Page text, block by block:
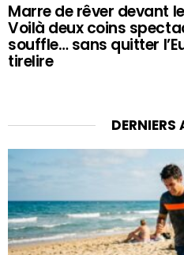
Marre de rêver devant
Voilà deux coins
souffle… sans quitter
tirelire
DERNIERS